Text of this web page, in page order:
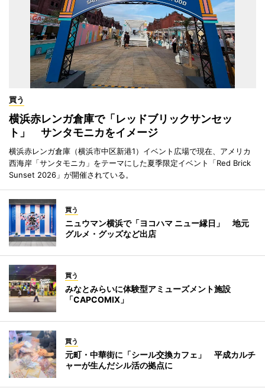
買う
横浜赤レンガ倉庫で「レッドブリックサンセッ
ト」 サンタモニカをイメージ
横浜赤レンガ倉庫（横浜市中区新港1）イベント広場で現在、アメリカ
西海岸「サンタモニカ」をテーマにした夏季限定イベント「Red Brick
Sunset 2026」が開催されている。
買う
ニュウマン横浜で「ヨコハマ ニュー縁日」 地元
グルメ・グッズなど出店
買う
みなとみらいに体験型アミューズメント施設
「CAPCOMIX」
買う
元町・中華街に「シール交換カフェ」 平成カルチ
ャーが生んだシル活の拠点に